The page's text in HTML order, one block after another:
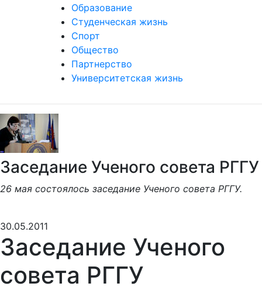
Образование
Студенческая жизнь
Спорт
Общество
Партнерство
Университетская жизнь
Заседание Ученого совета РГГУ
26 мая состоялось заседание Ученого совета РГГУ.
30.05.2011
Заседание Ученого
совета РГГУ